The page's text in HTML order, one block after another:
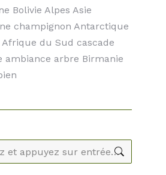
Bolivie Alpes Asie
champignon Antarctique
du Sud cascade
ambiance arbre Birmanie